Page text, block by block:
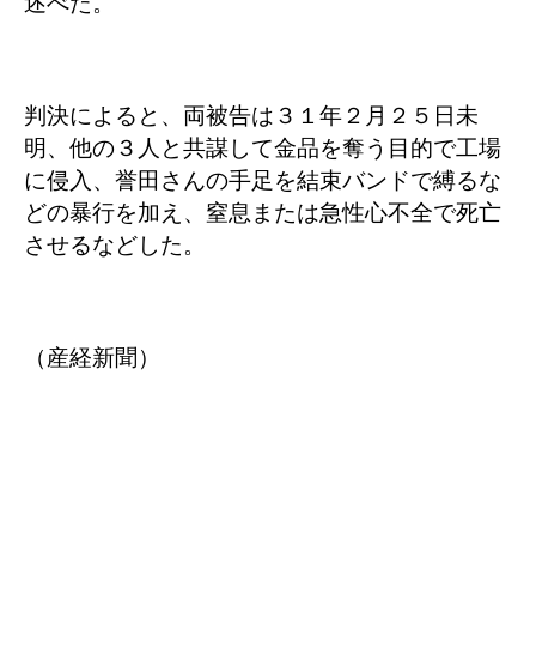
判決によると、両被告は３１年２月２５日未
明、他の３人と共謀して金品を奪う目的で工場
に侵入、誉田さんの手足を結束バンドで縛るな
どの暴行を加え、窒息または急性心不全で死亡
させるなどした。
（産経新聞）